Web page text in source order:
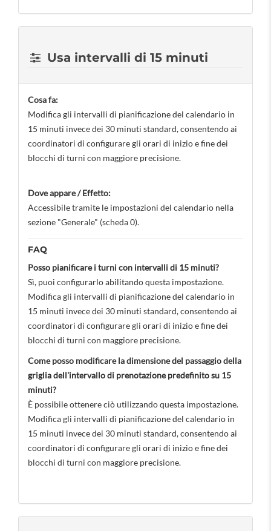
Usa intervalli di 15 minuti
Cosa fa:
Modifica gli intervalli di pianificazione del calendario in
15 minuti invece dei 30 minuti standard, consentendo ai
coordinatori di configurare gli orari di inizio e fine dei
blocchi di turni con maggiore precisione.
Dove appare / Effetto:
Accessibile tramite le impostazioni del calendario nella
sezione "Generale" (scheda 0).
FAQ
Posso pianificare i turni con intervalli di 15 minuti?
Sì, puoi configurarlo abilitando questa impostazione.
Modifica gli intervalli di pianificazione del calendario in
15 minuti invece dei 30 minuti standard, consentendo ai
coordinatori di configurare gli orari di inizio e fine dei
blocchi di turni con maggiore precisione.
Come posso modificare la dimensione del passaggio della
griglia dell'intervallo di prenotazione predefinito su 15
minuti?
È possibile ottenere ciò utilizzando questa impostazione.
Modifica gli intervalli di pianificazione del calendario in
15 minuti invece dei 30 minuti standard, consentendo ai
coordinatori di configurare gli orari di inizio e fine dei
blocchi di turni con maggiore precisione.